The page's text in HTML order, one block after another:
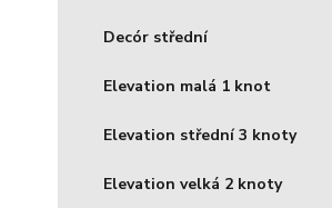
Decór střední
Elevation malá 1 knot
Elevation střední 3 knoty
Elevation velká 2 knoty